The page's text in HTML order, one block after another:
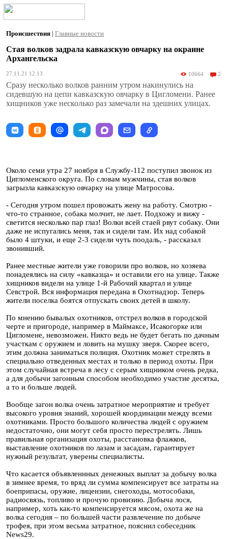
Происшествия | Главные новости
Стая волков задрала кавказскую овчарку на окраине
Архангельска
27.11.21 12:13 10664 2
Сразу несколько волков ранним утром накинулись на
сидевшую на цепи кавказскую овчарку в Цигломени. Ранее
хищников уже несколько раз замечали на здешних улицах.
Около семи утра 27 ноября в Службу-112 поступил звонок из
Цигломенского округа. По словам мужчины, стая волков
загрызла кавказскую овчарку на улице Матросова.
- Сегодня утром пошел провожать жену на работу. Смотрю -
что-то странное, собака молчит, не лает. Подхожу и вижу -
светится несколько пар глаз! Волки всей стаей рвут собаку. Они
даже не испугались меня, так и сидели там. Их над собакой
было 4 штуки, и еще 2-3 сидели чуть поодаль, - рассказал
звонивший.
Ранее местные жители уже говорили про волков, но хозяева
понадеялись на силу «кавказца» и оставили его на улице. Также
хищников видели на улице 1-й Рабочий квартал и улице
Севстрой. Вся информация передана в Охотнадзор. Теперь
жители поселка боятся отпускать своих детей в школу.
По мнению бывалых охотников, отстрел волков в городской
черте и пригороде, например в Маймаксе, Исакогорке или
Цигломене, невозможен. Никто ведь не будет бегать по дачным
участкам с оружием и ловить на мушку зверя. Скорее всего,
этим должна заниматься полиция. Охотник может стрелять в
специально отведенных местах и только в период охоты. При
этом случайная встреча в лесу с серым хищником очень редка,
а для добычи загонным способом необходимо участие десятка,
а то и больше людей.
Вообще загон волка очень затратное мероприятие и требует
высокого уровня знаний, хорошей координации между всеми
охотниками. Просто большого количества людей с оружием
недостаточно, они могут себя просто перестрелять. Лишь
правильная организация охоты, расстановка флажков,
выставление охотников по лазам и засадам, гарантирует
нужный результат, уверены специалисты.
Что касается объявленнных денежных выплат за добычу волка
в зимнее время, то вряд ли сумма компенсирует все затраты на
боеприпасы, оружие, лицензии, снегоходы, мотособаки,
радиосвязь, топливо и прочую провизию. Добыча лося,
например, хоть как-то компенсируется мясом, охота же на
волка сегодня – по большей части развлечение по добыче
трофея, при этом весьма затратное, пояснил собеседник
News29.